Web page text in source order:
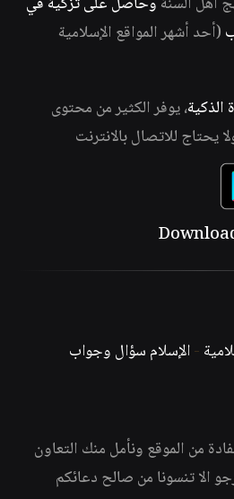
(أحد أشهر المواقع الإسلامية
الذكية، يوفر الكثير من محتوى
للاتصال بالانترنت
-الإسلام سؤال وجواب
من الموقع ونأمل منك التعاون
الا تنسونا من صالح دعائكم